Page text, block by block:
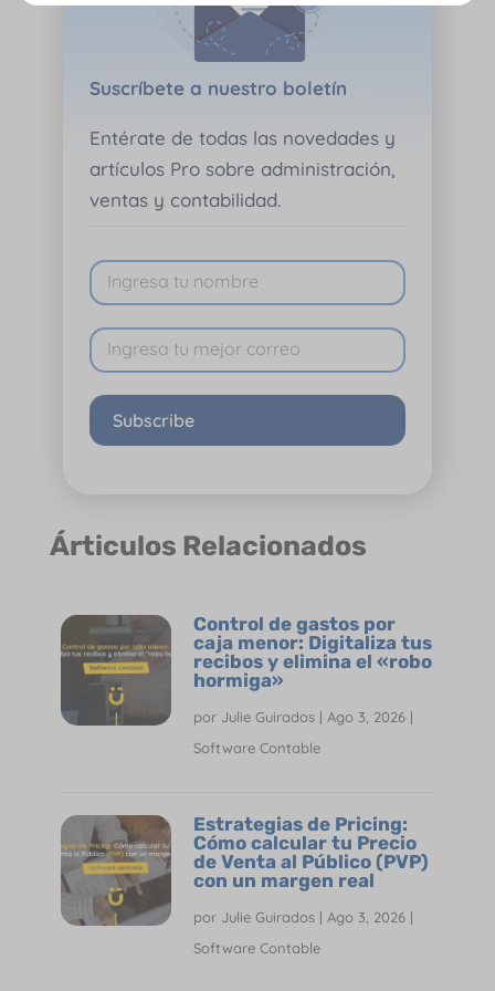
Suscríbete a nuestro boletín
Entérate de todas las novedades y
artículos Pro sobre administración,
ventas y contabilidad.
Subscribe
Árticulos Relacionados
Control de gastos por
caja menor: Digitaliza tus
recibos y elimina el «robo
hormiga»
por Julie Guirados| Ago 3, 2026|
Software Contable
Estrategias de Pricing:
Cómo calcular tu Precio
de Venta al Público (PVP)
con un margen real
por Julie Guirados| Ago 3, 2026|
Software Contable